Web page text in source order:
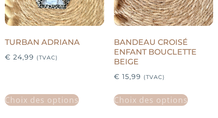
TURBAN ADRIANA
€ 24,99 (TVAC)
Choix des options
BANDEAU CROISÉ
ENFANT BOUCLETTE
BEIGE
€ 15,99 (TVAC)
Choix des options